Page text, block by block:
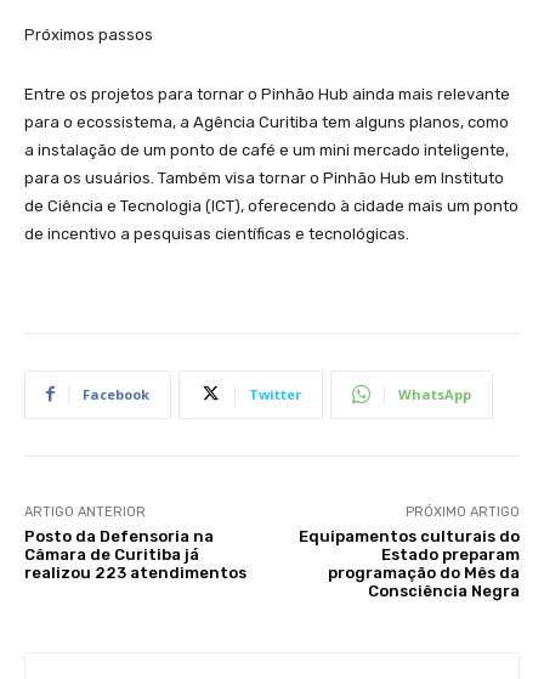
Próximos passos
Entre os projetos para tornar o Pinhão Hub ainda mais relevante
para o ecossistema, a Agência Curitiba tem alguns planos, como
a instalação de um ponto de café e um mini mercado inteligente,
para os usuários. Também visa tornar o Pinhão Hub em Instituto
de Ciência e Tecnologia (ICT), oferecendo à cidade mais um ponto
de incentivo a pesquisas científicas e tecnológicas.
Facebook Twitter WhatsApp
ARTIGO ANTERIOR
Posto da Defensoria na
Câmara de Curitiba já
realizou 223 atendimentos
PRÓXIMO ARTIGO
Equipamentos culturais do
Estado preparam
programação do Mês da
Consciência Negra